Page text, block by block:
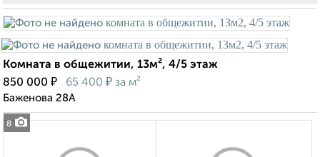
8
Комната в общежитии, 13м², 4/5 этаж
850 000 ₽ 65 400 ₽ за м²
Баженова 28А